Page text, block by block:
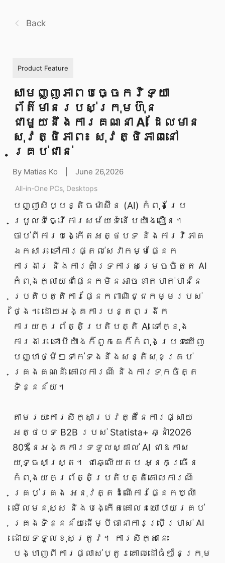
Back
Product Feature
សាមញ្ញភាពបច្ចេកវិទ្យា
ព័ត៌មានរបស់ក្រុមហ៊ុន
ជាមួយនឹងការគណនា AI ដែលមាន
សុវត្ថិភាព៖ សុវត្ថិភាពនៅ
គ្រប់ជាន់
By Matias Ko June 26,2026
All-in-One PCs, Desktops
បញ្ញាសិប្បន្តិចម៉ាស៊ីន (AI) កំពុងប្រែ
ប្រួលទីធ្វើការសម័យទំនើបយ៉ាងលឿន។
ចាប់ពីការបង្កើតអត្ថបទ និងការវិភាគ
ឯកសារ ទៅការផ្តល់សេវាកម្មផ្នែក
ការងារ និងការគាំទ្រការសម្រេចចិត្ត AI
កំពុងក្លាយជាផ្នែកមិនអាចខាតបាត់បាននៃ
ប្រតិបត្តិការផ្នែកពាណិជ្ជកម្មរបស់
ថ្ងៃ។ ដោយអង្គការបន្តពង្រីក
ការយកព្រ័ត្តិប្រតិបត្តិ AI ទៅក្នុង
ការងារ ទោះបីយ៉ាងក៏ពួកគេក៏កំពុងប្រទះឃើញ
បញ្ហាថ្មីៗទាក់ទងនឹងសន្តិសុខគ្រប់
គ្រងគណនី គោលការណ៍ និងការទុកចិត្ត
ទិន្នន័យ។
តាមរយះការសិក្សាប្រវត្តិនៃការផ្សាយ
អត្ថបទ B2B របស់ Statista+ ឆ្នាំ2026
80%នៃអង្គការទទួលស្គាល់ AI ជាឱកាស
យុទ្ធសាស្ត្រ។ ជាឆ្លើយតប អ្នកច្រើន
កំពុងយកព្រ័ត្តិប្រតិបត្តិគោលការណ៍
គ្រប់គ្រង អនុវត្តដំណើការផ្នែកឃ្លាំ
មើលមនុស្ស និងបង្កើតគោលនយោបាយគ្រប់
គ្រងទិន្នន័យដើម្បីធានាការប្រើប្រាស់ AI
ដោយទទួលខុសត្រូវ។ ការសិក្សានេះ
បង្ហាញពីការផ្លាស់ប្តូរគោលដៅធំៗនៃក្រុម